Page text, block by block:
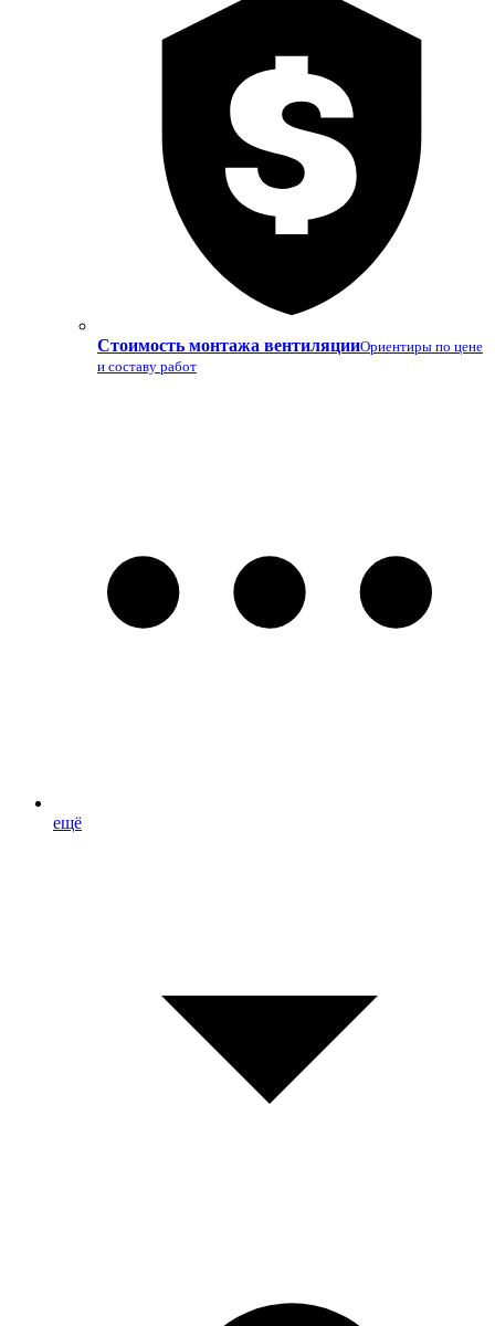
Стоимость монтажа вентиляцииОриентиры по цене
и составу работ
ещё